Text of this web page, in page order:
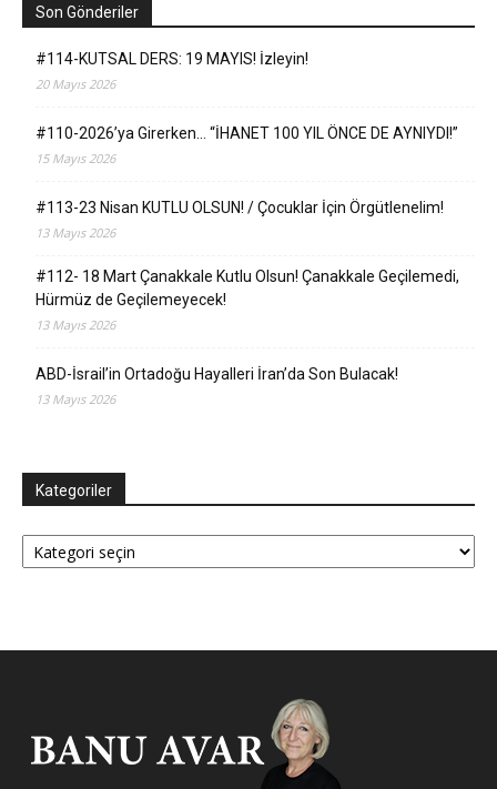
Son Gönderiler
#114-KUTSAL DERS: 19 MAYIS! İzleyin!
20 Mayıs 2026
#110-2026’ya Girerken… “İHANET 100 YIL ÖNCE DE AYNIYDI!”
15 Mayıs 2026
#113-23 Nisan KUTLU OLSUN! / Çocuklar İçin Örgütlenelim!
13 Mayıs 2026
#112- 18 Mart Çanakkale Kutlu Olsun! Çanakkale Geçilemedi,
Hürmüz de Geçilemeyecek!
13 Mayıs 2026
ABD-İsrail’in Ortadoğu Hayalleri İran’da Son Bulacak!
13 Mayıs 2026
Kategoriler
Kategoriler